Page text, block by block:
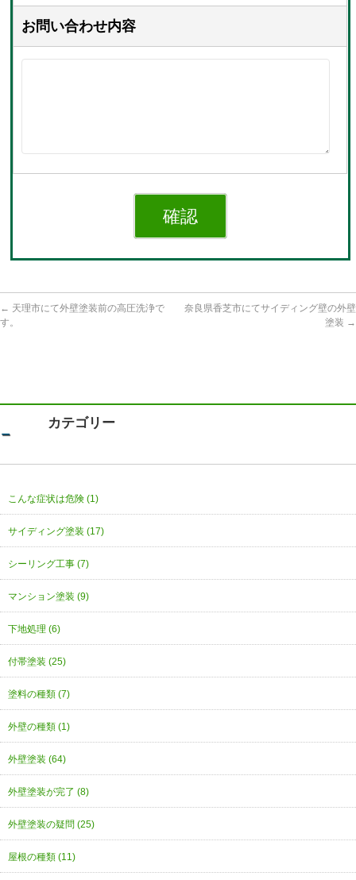
お問い合わせ内容
← 天理市にて外壁塗装前の高圧洗浄で
す。
奈良県香芝市にてサイディング壁の外壁
塗装 →
カテゴリー
こんな症状は危険 (1)
サイディング塗装 (17)
シーリング工事 (7)
マンション塗装 (9)
下地処理 (6)
付帯塗装 (25)
塗料の種類 (7)
外壁の種類 (1)
外壁塗装 (64)
外壁塗装が完了 (8)
外壁塗装の疑問 (25)
屋根の種類 (11)